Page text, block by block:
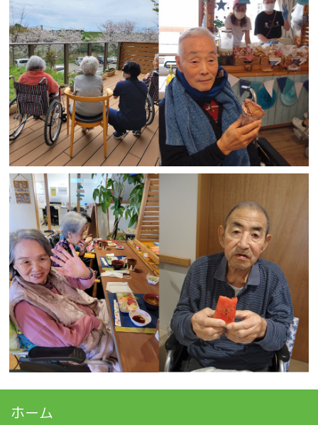
ホーム